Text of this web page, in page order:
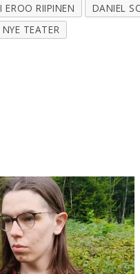
EROO RIIPINEN DANIEL
TEATER